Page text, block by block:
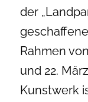
der
Rahmen
und 22.
Kunstwerk